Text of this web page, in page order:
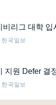
비리그 대학 입
한국일보
지원 Defer 결
한국일보